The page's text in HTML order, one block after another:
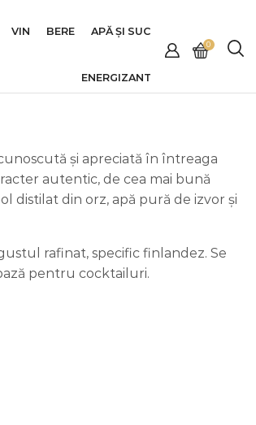
VIN BERE APĂ ȘI SUC
ENERGIZANT
0
și apreciată în întreaga
autentic, de cea mai bună
distilat din orz, apă pură de izvor și
rafinat, specific finlandez. Se
pentru cocktailuri.